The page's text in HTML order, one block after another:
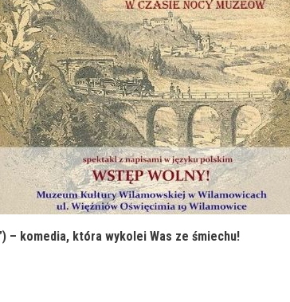
– komedia, która wykolei Was ze śmiechu!